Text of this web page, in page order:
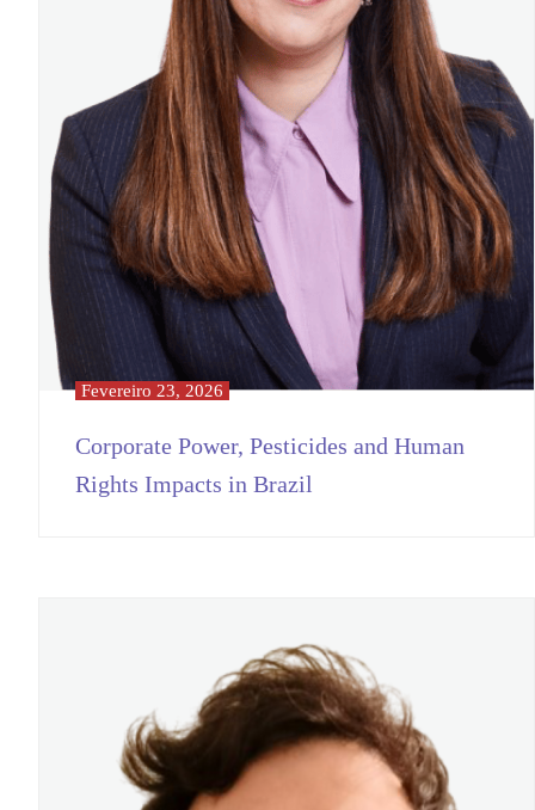
Corporate Power, Pesticides and Human
Rights Impacts in Brazil
Fevereiro 23, 2026